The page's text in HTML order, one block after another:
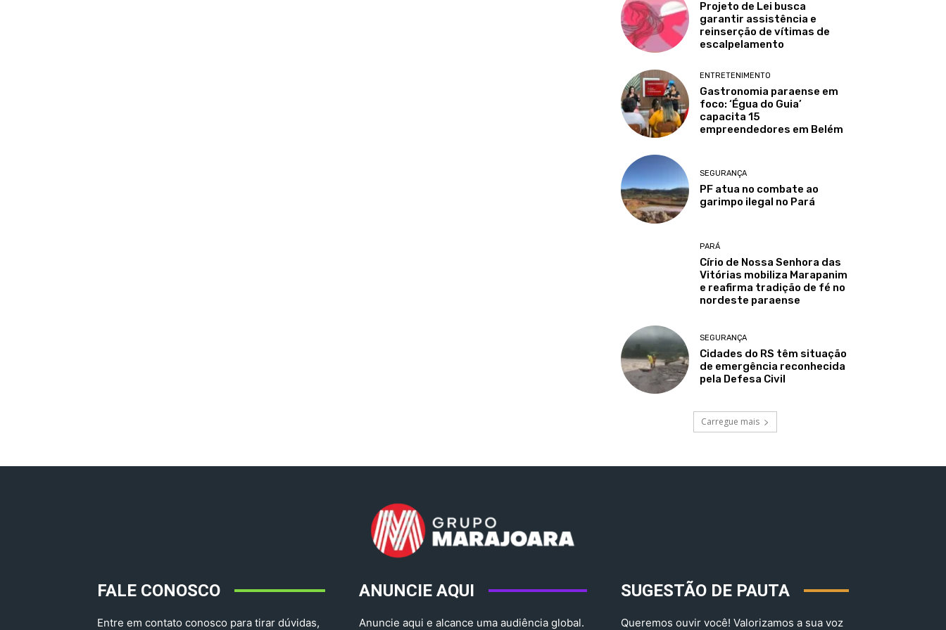
Projeto de Lei busca
garantir assistência e
reinserção de vítimas de
escalpelamento
ENTRETENIMENTO
Gastronomia paraense em
foco: ‘Égua do Guia’
capacita 15
empreendedores em Belém
SEGURANÇA
PF atua no combate ao
garimpo ilegal no Pará
PARÁ
Círio de Nossa Senhora das
Vitórias mobiliza Marapanim
e reafirma tradição de fé no
nordeste paraense
SEGURANÇA
Cidades do RS têm situação
de emergência reconhecida
pela Defesa Civil
Carregue mais
FALE CONOSCO
Entre em contato conosco para tirar dúvidas,
ANUNCIE AQUI
Anuncie aqui e alcance uma audiência global.
SUGESTÃO DE PAUTA
Queremos ouvir você! Valorizamos a sua voz